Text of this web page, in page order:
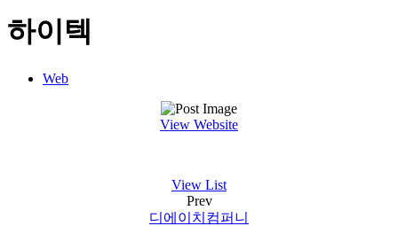
정부지원사업
하이텍
Web
View Website
View List
Prev
디에이치컴퍼니